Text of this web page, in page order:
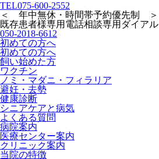
TEL075-600-2552
＜ 年中無休・時間帯予約優先制 ＞
既存患者様専用 電話相談専用ダイアル
050-2018-6612
初めての方へ
初めての方へ
飼い始めた方
ワクチン
ノミ・マダニ・フィラリア
避妊・去勢
健康診断
シニアケアと病気
よくある質問
病院案内
医療センター案内
クリニック案内
当院の特徴